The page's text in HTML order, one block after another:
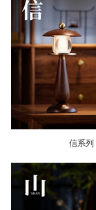
信系列